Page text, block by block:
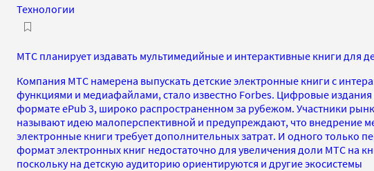
Технологии
МТС планирует издавать мультимедийные и интерактивные книги для
Компания МТС намерена выпускать детские электронные книги с
функциями и медиафайлами, стало известно Forbes. Цифровые издания
формате ePub 3, широко распространенном за рубежом. Участники
называют идею малоперспективной и предупреждают, что внедрение
электронные книги требует дополнительных затрат. И одного только
формат электронных книг недостаточно для увеличения доли МТС на
поскольку на детскую аудиторию ориентируются и другие экосистемы